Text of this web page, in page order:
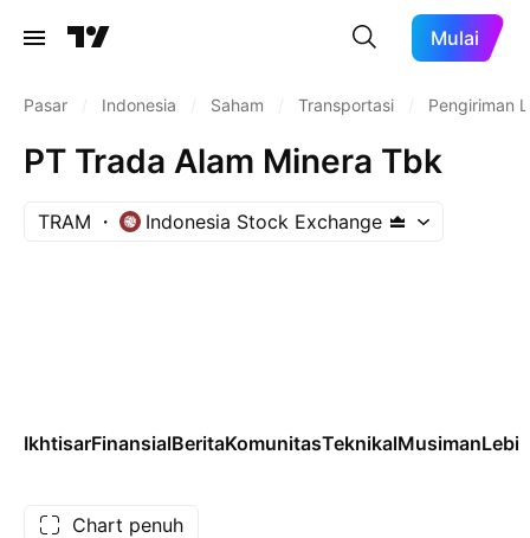
Mulai
Pasar Indonesia Saham Transportasi Pengiriman
PT Trada Alam Minera Tbk
TRAM Indonesia Stock Exchange
IkhtisarFinansialBeritaKomunitasTeknikalMusiman
Chart penuh